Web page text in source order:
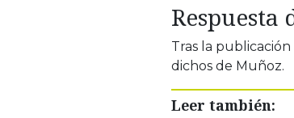
Respuesta
Tras la
dichos de Muñoz.
Leer también: